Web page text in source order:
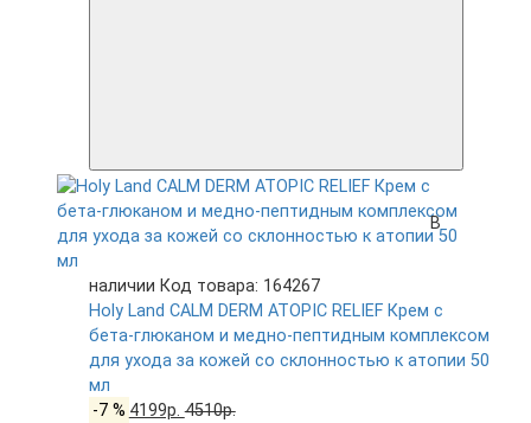
В
наличии Код товара: 164267
Holy Land CALM DERM ATOPIC RELIEF Крем с
бета-глюканом и медно-пептидным комплексом
для ухода за кожей со склонностью к атопии 50
мл
-7 % 4199р.4510р.